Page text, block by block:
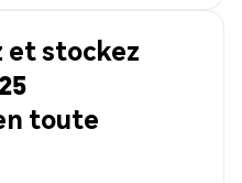
et stockez
toute